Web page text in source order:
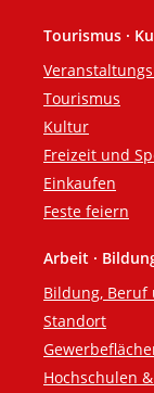
Tourismus ·
Tourismus
Kultur
Freizeit und
Einkaufen
Feste feiern
Arbeit ·
Bildung, Beruf
Standort
Hochschulen